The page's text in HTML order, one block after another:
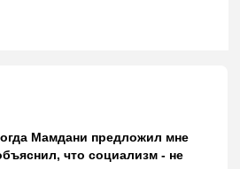
Мамдани предложил мне
что социализм - не